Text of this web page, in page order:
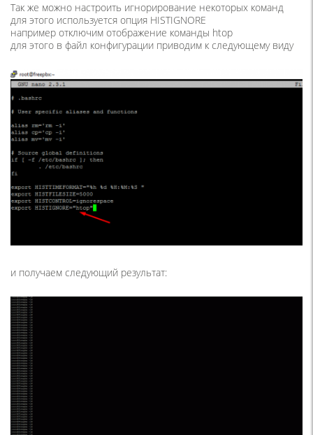
Так же можно настроить игнорирование некоторых команд
для этого используется опция HISTIGNORE
например отключим отображение команды htop
для этого в файл конфигурации приводим к следующему виду
и получаем следующий результат: